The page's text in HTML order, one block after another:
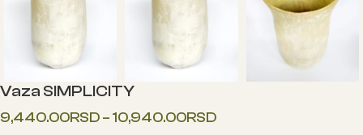
Vaza SIMPLICITY
9,440.00RSD–10,940.00RSD